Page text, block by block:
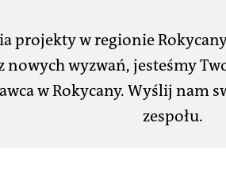
projekty w regionie
nowych wyzwań, jesteśmy
w Rokycany. Wyślij nam
zespołu.